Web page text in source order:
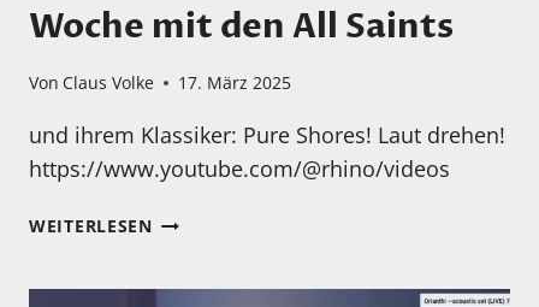
Woche mit den All Saints
Von Claus Volke 17. März 2025
und ihrem Klassiker: Pure Shores! Laut drehen!
https://www.youtube.com/@rhino/videos
WEITERLESENMONTAG…